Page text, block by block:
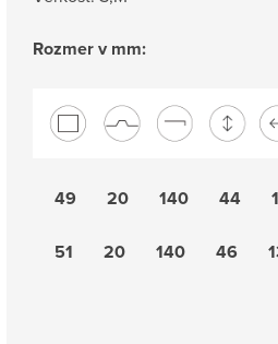
Rozmer v mm:
49 20 140 44
51 20 140 46